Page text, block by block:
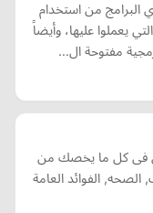
من استخدام
يعملوا عليها، وأيضاً
مفتوحة ال…
فى كل ما يخصك من
الصحه, الفوائد العامة